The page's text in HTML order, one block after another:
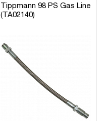
Tippmann 98 PS Gas Line
(TA02140)